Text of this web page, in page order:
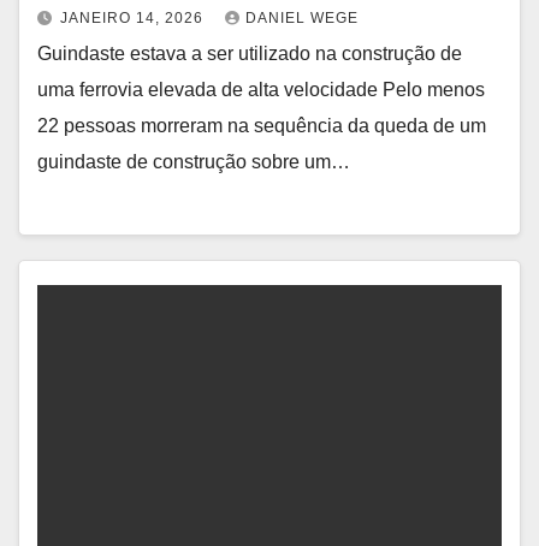
JANEIRO 14, 2026 DANIEL WEGE
Guindaste estava a ser utilizado na construção de
uma ferrovia elevada de alta velocidade Pelo menos
22 pessoas morreram na sequência da queda de um
guindaste de construção sobre um…